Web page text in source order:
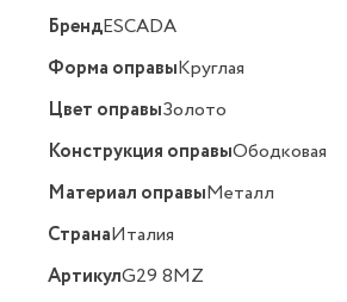
БрендESCADA
Форма оправыКруглая
Цвет оправыЗолото
Конструкция оправыОбодковая
Материал оправыМеталл
СтранаИталия
АртикулG29 8MZ